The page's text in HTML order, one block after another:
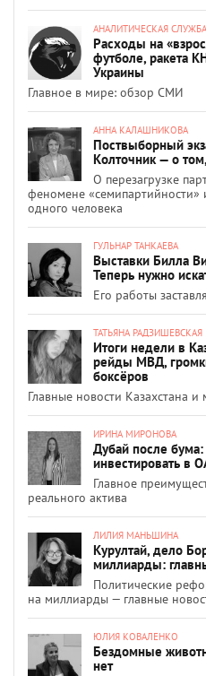
АНАЛИТИЧЕСКАЯ СЛУЖБА
Расходы на
футболе, ракета
Украины
Главное в мире: обзор СМИ
АННА КАЛАШНИКОВА
Поствыборный
Колточник — о
О перезагрузке
феномене «семипартийности»
одного человека
ГУЛЬНАР ТАНКАЕВА
Выставки Билла
Теперь нужно
Его работы
ТАТЬЯНА РАДЗИШЕВСКАЯ
Итоги недели в
рейды МВД,
боксёров
Главные новости Казахстана и
ИРИНА МИРОНОВА
Дубай после бума:
инвестировать в
Главное
реального актива
ЛИЛИЯ МАНЬШИНА
Курултай, дело
миллиарды:
Политические
на миллиарды — главные
ЮЛИЯ КОВАЛЕНКО
Бездомные
нет